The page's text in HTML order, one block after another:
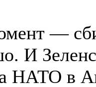
—
И
НАТО в